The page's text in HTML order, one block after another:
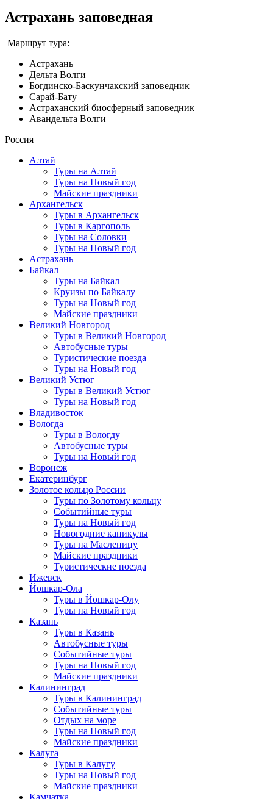
Астрахань заповедная
Маршрут тура:
Астрахань
Дельта Волги
Богдинско-Баскунчакский заповедник
Сарай-Бату
Астраханский биосферный заповедник
Авандельта Волги
Россия
Алтай
Туры на Алтай
Туры на Новый год
Майские праздники
Архангельск
Туры в Архангельск
Туры в Каргополь
Туры на Соловки
Туры на Новый год
Астрахань
Байкал
Туры на Байкал
Круизы по Байкалу
Туры на Новый год
Майские праздники
Великий Новгород
Туры в Великий Новгород
Автобусные туры
Туристические поезда
Туры на Новый год
Великий Устюг
Туры в Великий Устюг
Туры на Новый год
Владивосток
Вологда
Туры в Вологду
Автобусные туры
Туры на Новый год
Воронеж
Екатеринбург
Золотое кольцо России
Туры по Золотому кольцу
Событийные туры
Туры на Новый год
Новогодние каникулы
Туры на Масленицу
Майские праздники
Туристические поезда
Ижевск
Йошкар-Ола
Туры в Йошкар-Олу
Туры на Новый год
Казань
Туры в Казань
Автобусные туры
Событийные туры
Туры на Новый год
Майские праздники
Калининград
Туры в Калининград
Событийные туры
Отдых на море
Туры на Новый год
Майские праздники
Калуга
Туры в Калугу
Туры на Новый год
Майские праздники
Камчатка